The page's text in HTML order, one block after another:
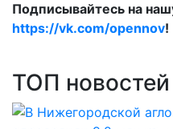
Подписывайтесь на
https://vk.com/opennov!
ТОП новостей